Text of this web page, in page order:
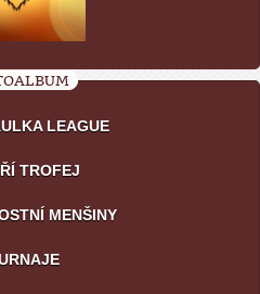
LEAGUE
TROFEJ
MENŠINY